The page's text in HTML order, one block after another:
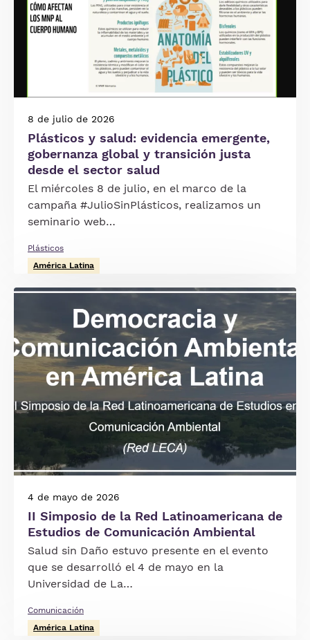
8 de julio de 2026
Plásticos y salud: evidencia emergente,
gobernanza global y transición justa
desde el sector salud
El miércoles 8 de julio, en el marco de la
campaña #JulioSinPlásticos, realizamos un
seminario web…
Plásticos
América Latina
4 de mayo de 2026
II Simposio de la Red Latinoamericana de
Estudios de Comunicación Ambiental
Salud sin Daño estuvo presente en el evento
que se desarrolló el 4 de mayo en la
Universidad de La…
Comunicación
América Latina
Imagen